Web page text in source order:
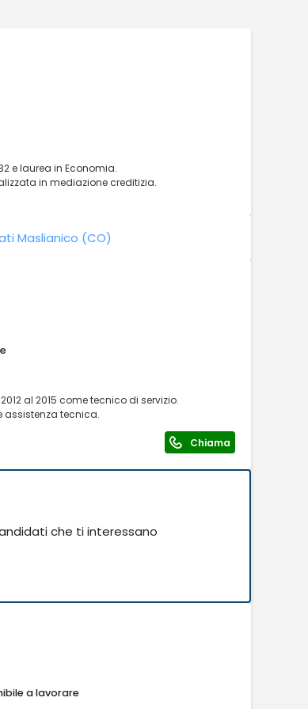
e laurea in Economia.
in mediazione creditizia.
Maslianico (CO)
al 2015 come tecnico di servizio.
assistenza tecnica.
Chiama
che ti interessano
a lavorare